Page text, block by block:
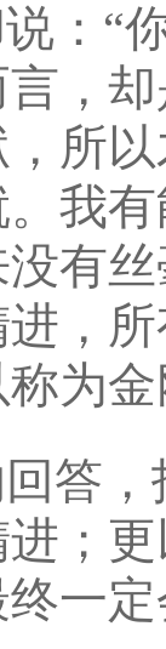
：“
，
所
我
有
，
为
答
；
一